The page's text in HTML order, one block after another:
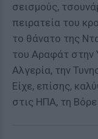
σεισμούς,
πειρατεία του
το θάνατο της
του Αραφάτ στην
Αλγερία, την
Είχε, επίσης,
στις ΗΠΑ, τη